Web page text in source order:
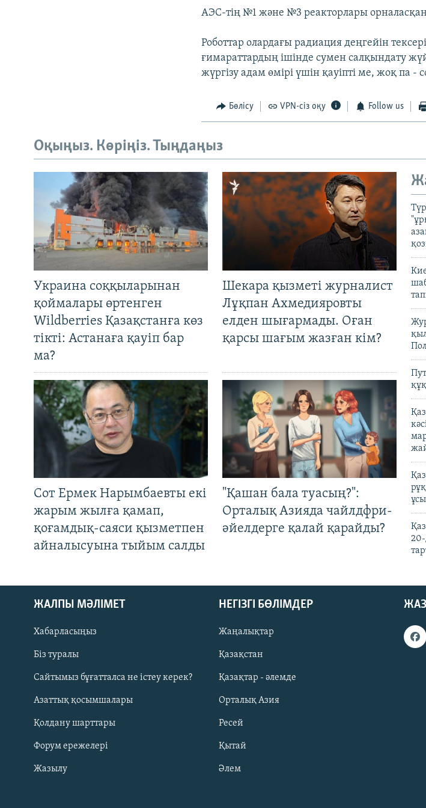
Русский
ЖАЗЫЛЫҢЫЗ
АЭС-тің №1 және №3 реакторлары орналасқан
Роботтар олардағы радиация деңгейін
ғимараттардың ішінде сумен салқындату
жүргізу адам өмірі үшін қауіпті ме, жоқ па
Бөлісу VPN-сіз оқу Follow us
Оқыңыз. Көріңіз. Тыңдаңыз
Украина соққыларынан
қоймалары өртенген
Wildberries Қазақстанға көз
тікті: Астанаға қауіп бар
ма?
Шекара қызметі журналист
Лұқпан Ахмедияровты
елден шығармады. Оған
қарсы шағым жазған кім?
Сот Ермек Нарымбаевты екі
жарым жылға қамап,
қоғамдық-саяси қызметпен
айналысуына тыйым салды
"Қашан бала туасың?":
Орталық Азияда чайлдфри-
әйелдерге қалай қарайды?
20-
ЖАЛПЫ МӘЛІМЕТ
Хабарласыңыз
Біз туралы
Сайтымыз бұғатталса не істеу керек?
Азаттық қосымшалары
Қолдану шарттары
Форум ережелері
Жазылу
НЕГІЗГІ БӨЛІМДЕР
Жаңалықтар
Қазақстан
Қазақтар - әлемде
Орталық Азия
Ресей
Қытай
Әлем